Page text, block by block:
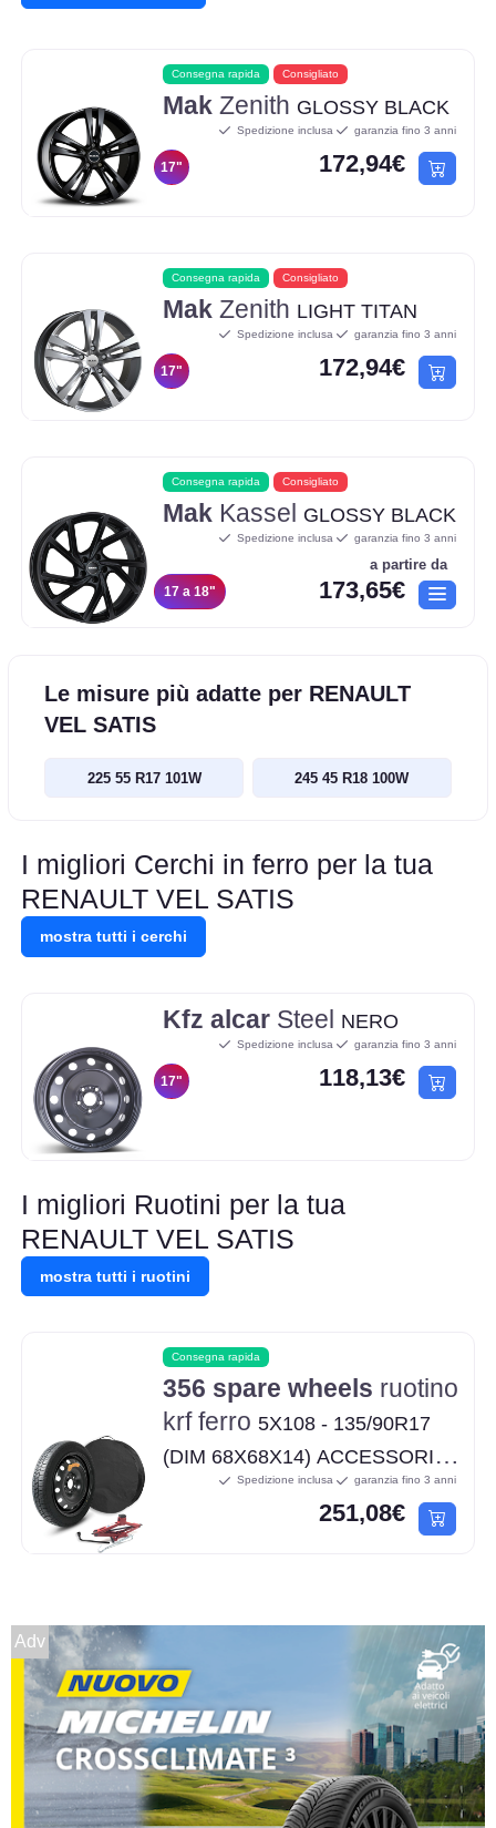
Consegna rapida Consigliato
Mak Zenith GLOSSY BLACK
17"
Spedizione inclusa garanzia fino 3 anni
172,94€
Consegna rapida Consigliato
Mak Zenith LIGHT TITAN
17"
Spedizione inclusa garanzia fino 3 anni
172,94€
Consegna rapida Consigliato
Mak Kassel GLOSSY BLACK
17 a 18"
Spedizione inclusa garanzia fino 3 anni
a partire da
173,65€
Le misure più adatte per RENAULT
VEL SATIS
225 55 R17 101W 245 45 R18 100W
I migliori Cerchi in ferro per la tua
RENAULT VEL SATIS
mostra tutti i cerchi
Kfz alcar Steel NERO
17"
Spedizione inclusa garanzia fino 3 anni
118,13€
I migliori Ruotini per la tua
RENAULT VEL SATIS
mostra tutti i ruotini
Consegna rapida
356 spare wheels ruotino
krf ferro5X108 - 135/90R17
(DIM 68X68X14) ACCESSORI
INCLUSI
(CRICK/CHIAVE/SACCA)
Spedizione inclusa garanzia fino 3 anni
251,08€
Adv